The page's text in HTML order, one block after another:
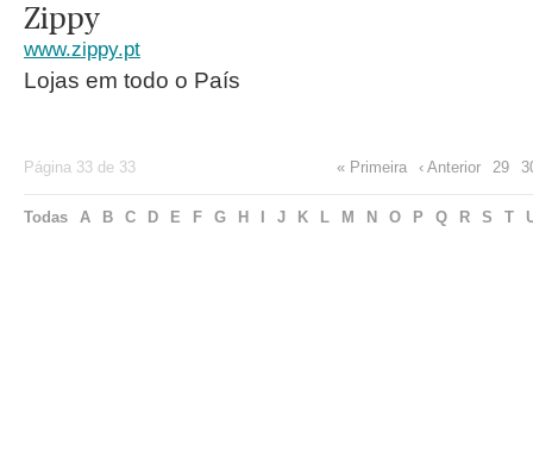
Zippy
www.zippy.pt
Lojas em todo o País
Página 33 de 33 « Primeira ‹ Anterior 29
Todas A B C D E F G H J K L M N O P Q R S T